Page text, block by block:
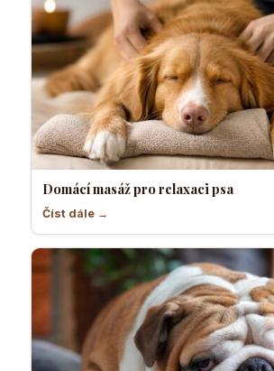
Domácí masáž pro relaxaci psa
Číst dále →